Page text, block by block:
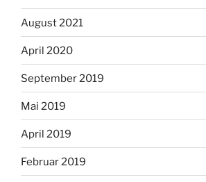
August 2021
April 2020
September 2019
Mai 2019
April 2019
Februar 2019